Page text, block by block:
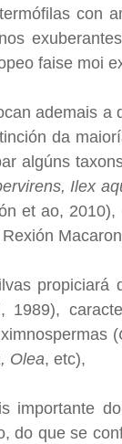
con
faise moi
ademais
da
algúns
Ilex
et ao,
1989),
(
Olea, etc),
importante
do que se